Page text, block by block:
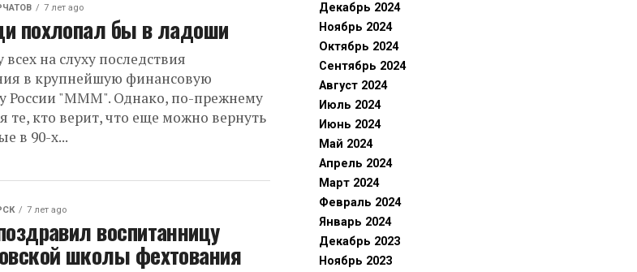
7 лет ago
похлопал бы в ладоши
всех на слуху последствия
в крупнейшую финансовую
России "МММ". Однако, по-прежнему
те, кто верит, что еще можно вернуть
в 90-х...
7 лет ago
воспитанницу
школы фехтования
Декабрь 2024
Ноябрь 2024
Октябрь 2024
Сентябрь 2024
Август 2024
Июль 2024
Июнь 2024
Май 2024
Апрель 2024
Март 2024
Февраль 2024
Январь 2024
Декабрь 2023
Ноябрь 2023